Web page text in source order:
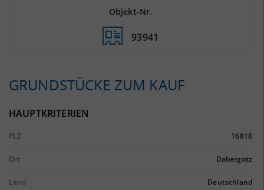
Objekt-Nr.
93941
GRUNDSTÜCKE ZUM KAUF
HAUPTKRITERIEN
PLZ 16818
Ort Dabergotz
Land Deutschland